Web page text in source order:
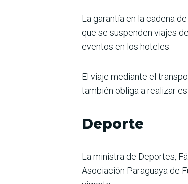
La garantía en la cadena
que se suspenden viajes
eventos en los hoteles.
El viaje mediante el
también obliga a realizar
Deporte
La ministra de Deportes,
Asociación Paraguaya de